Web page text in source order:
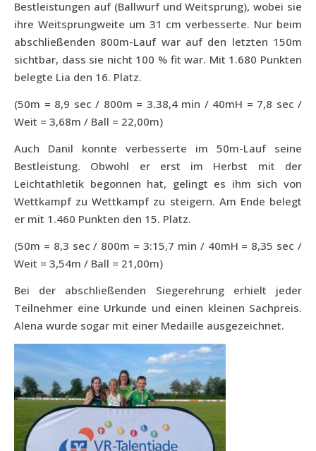
Bestleistungen auf (Ballwurf und Weitsprung), wobei sie
ihre Weitsprungweite um 31 cm verbesserte. Nur beim
abschließenden 800m-Lauf war auf den letzten 150m
sichtbar, dass sie nicht 100 % fit war. Mit 1.680 Punkten
belegte Lia den 16. Platz.
(50m = 8,9 sec / 800m = 3.38,4 min / 40mH = 7,8 sec /
Weit = 3,68m / Ball = 22,00m)
Auch Danil konnte verbesserte im 50m-Lauf seine
Bestleistung. Obwohl er erst im Herbst mit der
Leichtathletik begonnen hat, gelingt es ihm sich von
Wettkampf zu Wettkampf zu steigern. Am Ende belegt
er mit 1.460 Punkten den 15. Platz.
(50m = 8,3 sec / 800m = 3:15,7 min / 40mH = 8,35 sec /
Weit = 3,54m / Ball = 21,00m)
Bei der abschließenden Siegerehrung erhielt jeder
Teilnehmer eine Urkunde und einen kleinen Sachpreis.
Alena wurde sogar mit einer Medaille ausgezeichnet.